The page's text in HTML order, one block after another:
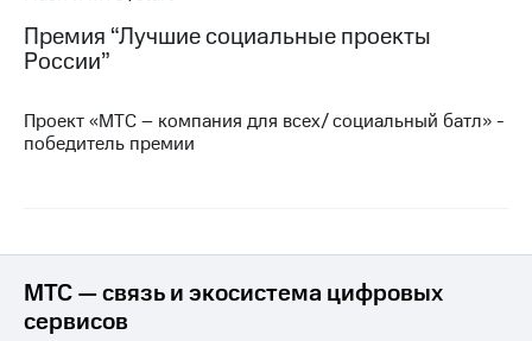
Регистратор
Реквизиты
развитие
деловая этика
На главную
Премия “Лучшие социальные проекты
России”
Проект «МТС – компания для всех/ социальный батл» -
победитель премии
МТС — связь и экосистема цифровых
сервисов